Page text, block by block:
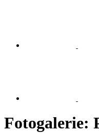
Fotogalerie: